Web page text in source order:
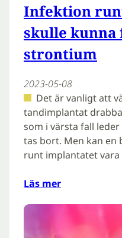
Infektion
skulle kunna
strontium
2023-05-08
Det är vanligt att
tandimplantat
som i värsta fall
tas bort. Men kan en
runt implantatet
Läs mer